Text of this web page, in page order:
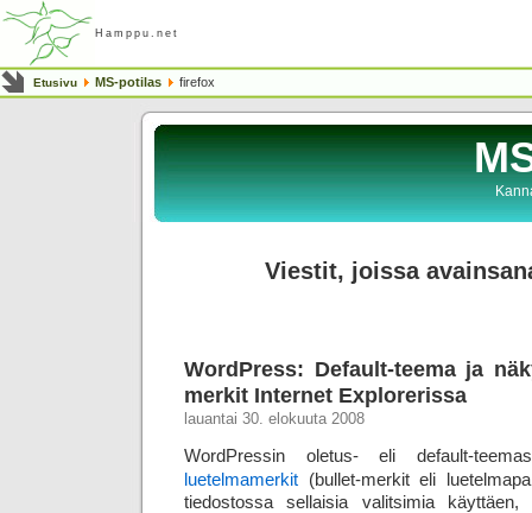
Hamppu.net
Etusivu MS-potilas firefox
Viestit, joissa
WordPress: Default-teema ja
merkit Internet Explorerissa
lauantai 30. elokuuta 2008
WordPressin oletus- eli default-
luetelmamerkit (bullet-merkit eli
tiedostossa sellaisia valitsimia